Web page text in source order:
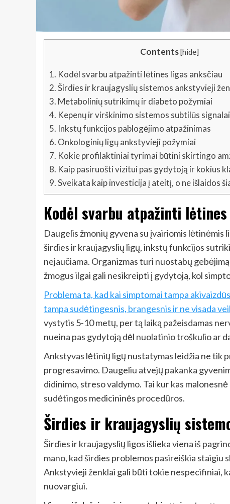
Contents [hide]
1. Kodėl svarbu atpažinti lėtines ligas anksčiau
2.Širdies ir kraujagyslių sistemos ankstyvieji
3. Metabolinių sutrikimų ir diabeto požymiai
4. Kepenų ir virškinimo sistemos subtilūs signalai
5. Inkstų funkcijos pablogėjimo atpažinimas
6. Onkologinių ligų ankstyvieji požymiai
7. Kokie profilaktiniai tyrimai būtini skirtingo
8. Kaip pasiruošti vizitui pas gydytoją ir kokius
9.Sveikata kaip investicija į ateitį, o ne išlaidos
Kodėl svarbu atpažinti
Daugelis žmonių gyvena su įvairiomis
širdies ir kraujagyslių ligų, inkstų funkcijos
nejaučiama. Organizmas turi nuostabų
žmogus ilgai gali nesikreipti į gydytoją, kol
Problema ta, kad kai simptomai tampa
tampa sudėtingesnis, brangesnis ir ne visada
vystytis 5-10 metų, per tą laiką pažeisdamas
nueina pas gydytoją dėl nuolatinio troškulio ar
Ankstyvas lėtinių ligų nustatymas leidžia ne tik
progresavimo. Daugeliu atvejų pakanka
didinimo, streso valdymo. Tai kur kas
sudėtingos medicininės procedūros.
Širdies ir kraujagyslių
Širdies ir kraujagyslių ligos išlieka viena iš
mano, kad širdies problemos pasireiškia
Ankstyvieji ženklai gali būti tokie nespecifiniai,
nuovargiui.